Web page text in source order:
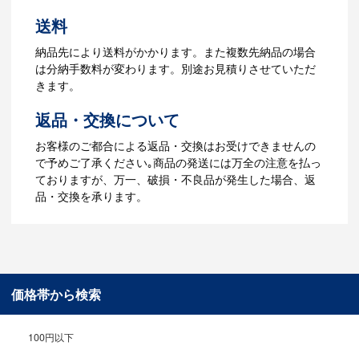
4.納品
【名入れをする場合】データのご入稿後
３週間程度で納品となります。
【名入れなしの場合】在庫がある場合、3
～5営業日程度で納品となります。
ご利用ガイドをもっとみる
送料
納品先により送料がかかります。また複数先納品の場合
は分納手数料が変わります。別途お見積りさせていただ
きます。
返品・交換について
お客様のご都合による返品・交換はお受けできませんの
で予めご了承ください｡商品の発送には万全の注意を払っ
ておりますが、万一、破損・不良品が発生した場合、返
品・交換を承ります。
価格帯から検索
100円以下